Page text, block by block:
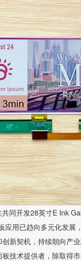
同开发28英寸E Ink
用已趋向多元化发
新契机，持续朝向产
技术提供者，除取得